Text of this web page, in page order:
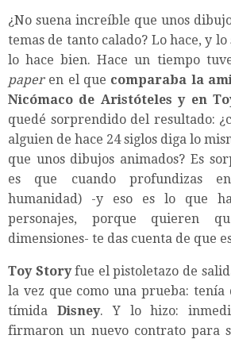
¿No suena increíble que unos
temas de tanto calado? Lo hace, y
lo hace bien. Hace un tiempo
paperen el que comparaba la
Nicómaco de Aristóteles y en
quedé sorprendido del resultado:
alguien de hace 24 siglos diga lo
que unos dibujos animados? Es
es que cuando profundizas
humanidad) -y eso es lo que
personajes, porque quieren
dimensiones- te das cuenta de que
Toy Storyfue el pistoletazo de
la vez que como una prueba: tenía
tímida Disney. Y lo hizo:
firmaron un nuevo contrato para